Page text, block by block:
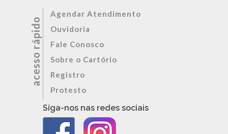
Agendar Atendimento
Ouvidoria
Fale Conosco
Sobre o Cartório
Registro
Protesto
Siga-nos nas redes sociais